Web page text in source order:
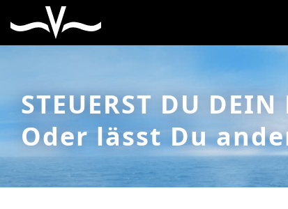
STEUERST DU DEIN
Oder lässt Du